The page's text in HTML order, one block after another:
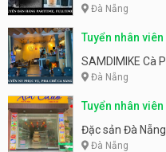
Đà Nẵng
Tuyển nhân
SAMDIMIKE Cà
Đà Nẵng
Tuyển nhân
Nẵng
Đặc sản Đà
Đà Nẵng